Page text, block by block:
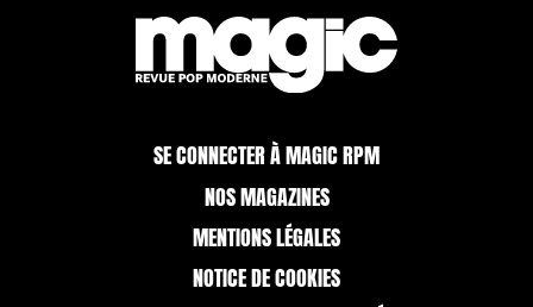
SE CONNECTER À MAGIC RPM
NOS MAGAZINES
MENTIONS LÉGALES
NOTICE DE COOKIES